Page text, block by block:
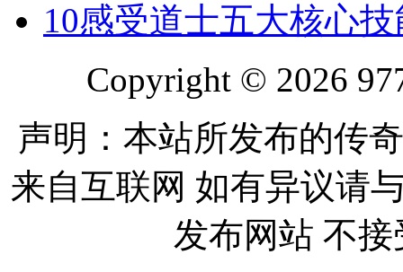
10感受道士五大核心
Copyright © 2026
声明：本站所发布的传
来自互联网 如有异议请
发布网站 不